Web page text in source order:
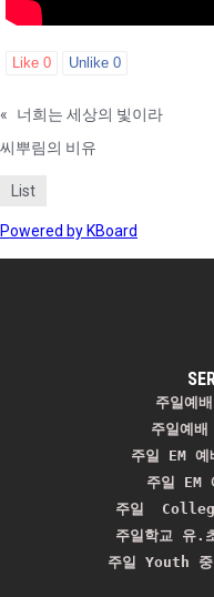
Like 0 Unlike 0
«
너희는 세상의 빛이라
씨뿌림의 비유
List
Powered by KBoard
주일예
주일예
주일 EM
주일 EM
주일
주일학교 유.
주일 Youth